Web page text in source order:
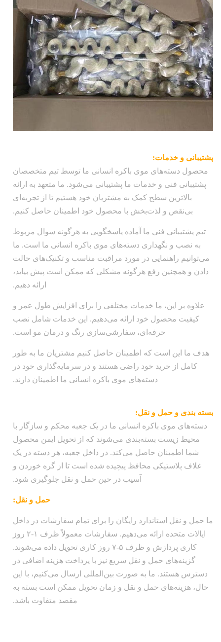
پشتیبانی و خدمات:
محصول دسته‌های موی باکره انسانی ما توسط تیم متخصصان
پشتیبانی فنی و خدمات ما پشتیبانی می‌شود. ما متعهد به ارائه
بالاترین سطح کمک به مشتریان خود هستیم تا از تجربه‌ای
بی‌نقص و لذت‌بخش با محصول خود اطمینان حاصل کنیم.
تیم پشتیبانی فنی ما آماده پاسخگویی به هرگونه سوال مربوط
به نصب و نگهداری دسته‌های موی باکره انسانی ما است. ما
می‌توانیم راهنمایی در مورد مراقبت مناسب و تکنیک‌های حالت
دادن و همچنین رفع هرگونه مشکلی که ممکن است پیش بیاید،
ارائه دهیم.
علاوه بر این، ما خدمات مختلفی را برای افزایش طول عمر و
کیفیت محصول خود ارائه می‌دهیم. این خدمات شامل نصب
حرفه‌ای، سفارشی‌سازی رنگ و درمان مو است.
هدف ما این است که اطمینان حاصل کنیم مشتریان ما به طور
کامل از خرید خود راضی هستند و در سرمایه‌گذاری خود در
دسته‌های موی باکره انسانی ما اطمینان دارند.
بسته بندی و حمل و نقل:
دسته‌های موی باکره انسانی ما در یک جعبه محکم و سازگار با
محیط زیست بسته‌بندی می‌شوند که از تحویل ایمن محصول
شما اطمینان حاصل می‌کند. در داخل جعبه، هر دسته در یک
غلاف پلاستیکی محافظ پیچیده شده است تا از گره خوردن و
آسیب در حین حمل و نقل جلوگیری شود.
حمل و نقل:
ما حمل و نقل استاندارد رایگان را برای تمام سفارشات در داخل
ایالات متحده ارائه می‌دهیم. سفارشات معمولاً ظرف ۱-۲ روز
کاری پردازش و ظرف ۵-۷ روز کاری تحویل داده می‌شوند.
گزینه‌های حمل و نقل سریع نیز با پرداخت هزینه اضافی در
دسترس هستند. ما به صورت بین‌المللی ارسال می‌کنیم، با این
حال، هزینه‌های حمل و نقل و زمان تحویل ممکن است بسته به
مقصد متفاوت باشد.